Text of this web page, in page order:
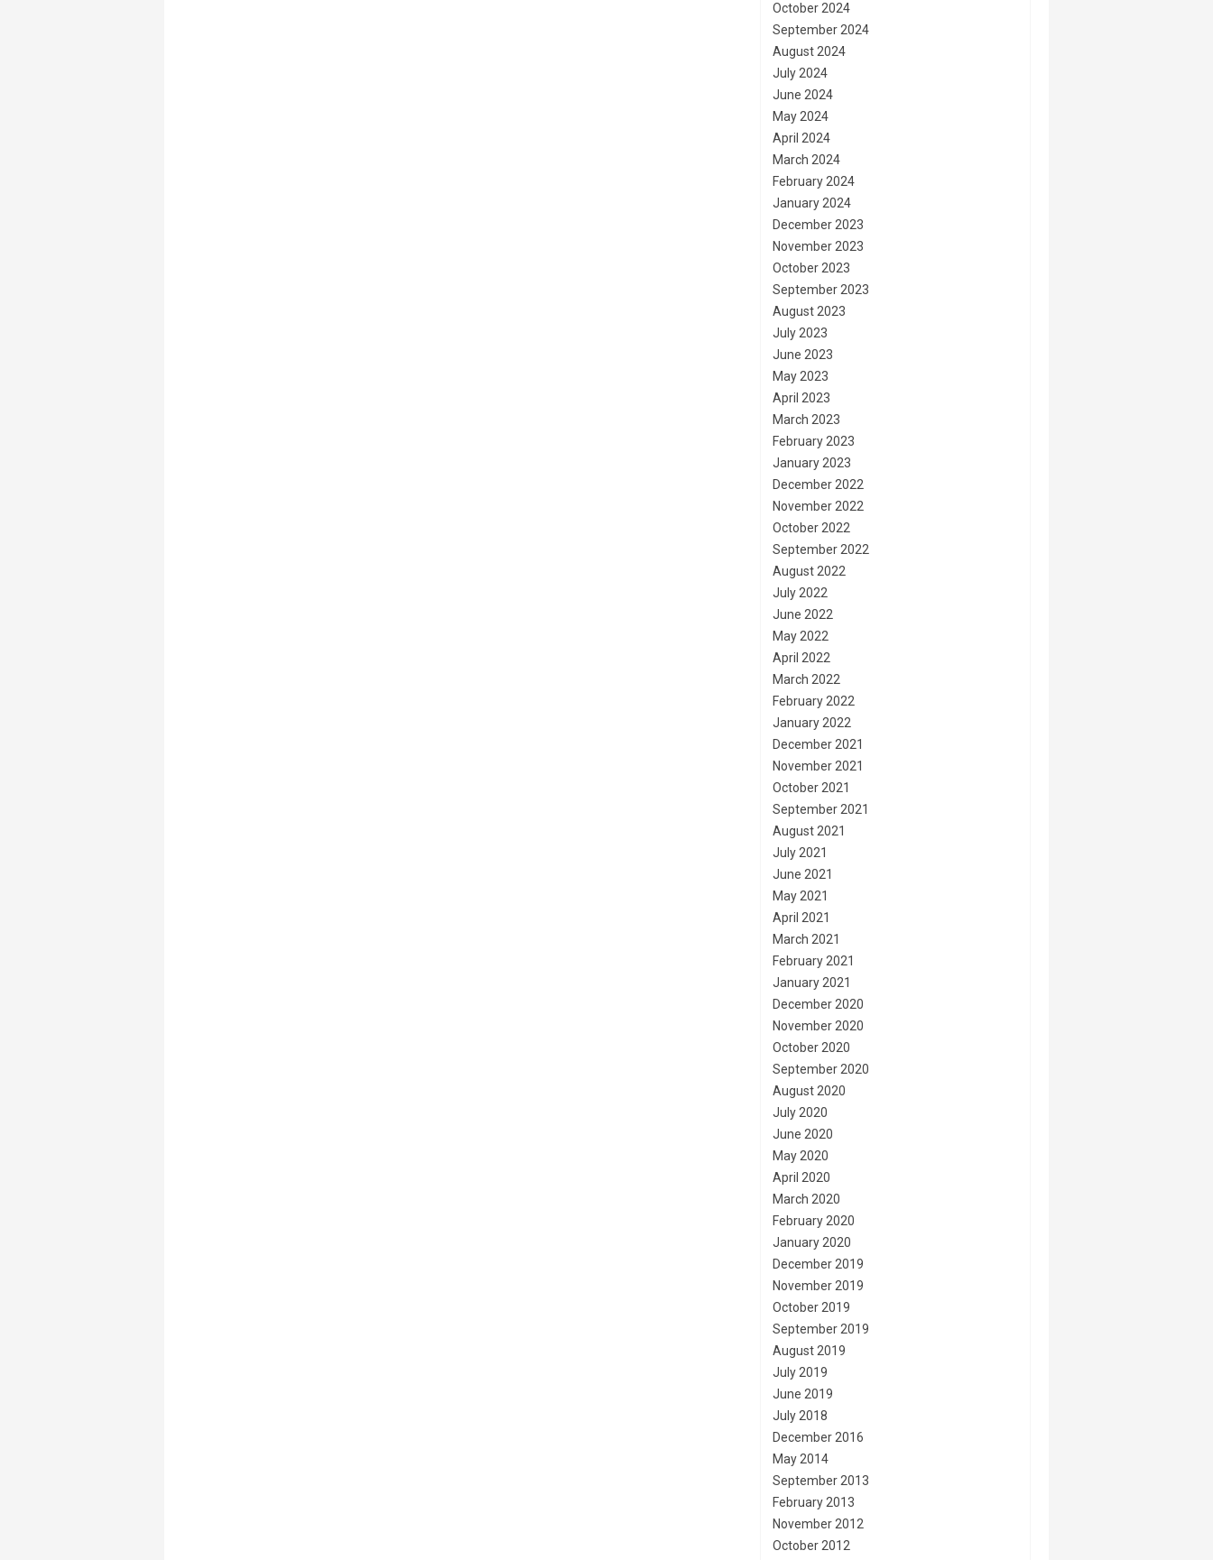
October 2024
September 2024
August 2024
July 2024
June 2024
May 2024
April 2024
March 2024
February 2024
January 2024
December 2023
November 2023
October 2023
September 2023
August 2023
July 2023
June 2023
May 2023
April 2023
March 2023
February 2023
January 2023
December 2022
November 2022
October 2022
September 2022
August 2022
July 2022
June 2022
May 2022
April 2022
March 2022
February 2022
January 2022
December 2021
November 2021
October 2021
September 2021
August 2021
July 2021
June 2021
May 2021
April 2021
March 2021
February 2021
January 2021
December 2020
November 2020
October 2020
September 2020
August 2020
July 2020
June 2020
May 2020
April 2020
March 2020
February 2020
January 2020
December 2019
November 2019
October 2019
September 2019
August 2019
July 2019
June 2019
July 2018
December 2016
May 2014
September 2013
February 2013
November 2012
October 2012